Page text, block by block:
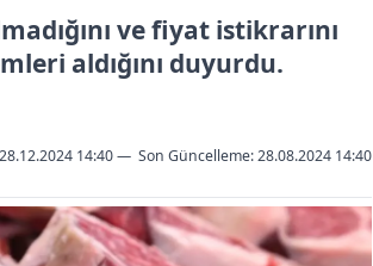
ve fiyat istikrarını
aldığını duyurdu.
14:40— Son Güncelleme:28.08.2024 14:40